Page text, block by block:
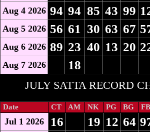
Aug 4 2026 94 94 85 43 99
Aug 5 2026 56 61 30 63 67
Aug 6 2026 89 23 40 13 20
Aug 7 2026 18
JULY SATTA RECORD
Date CT AM NK PG BG FB
Jul 1 2026 16 19 12 64